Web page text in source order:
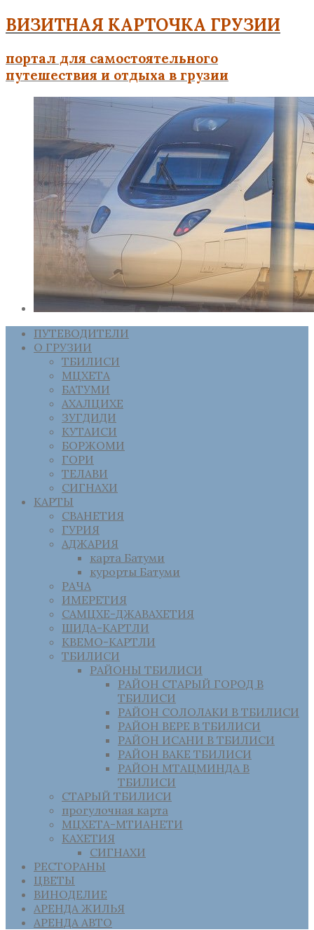
ВИЗИТНАЯ КАРТОЧКА ГРУЗИИ
портал для самостоятельного
путешествия и отдыха в грузии
ПУТЕВОДИТЕЛИ
О ГРУЗИИ
ТБИЛИСИ
МЦХЕТА
БАТУМИ
АХАЛЦИХЕ
ЗУГДИДИ
КУТАИСИ
БОРЖОМИ
ГОРИ
ТЕЛАВИ
СИГНАХИ
КАРТЫ
СВАНЕТИЯ
ГУРИЯ
АДЖАРИЯ
карта Батуми
курорты Батуми
РАЧА
ИМЕРЕТИЯ
САМЦХЕ-ДЖАВАХЕТИЯ
ШИДА-КАРТЛИ
КВЕМО-КАРТЛИ
ТБИЛИСИ
РАЙОНЫ ТБИЛИСИ
РАЙОН СТАРЫЙ ГОРОД В
ТБИЛИСИ
РАЙОН СОЛОЛАКИ В ТБИЛИСИ
РАЙОН ВЕРЕ В ТБИЛИСИ
РАЙОН ИСАНИ В ТБИЛИСИ
РАЙОН ВАКЕ ТБИЛИСИ
РАЙОН МТАЦМИНДА В
ТБИЛИСИ
СТАРЫЙ ТБИЛИСИ
прогулочная карта
МЦХЕТА-МТИАНЕТИ
КАХЕТИЯ
СИГНАХИ
РЕСТОРАНЫ
ЦВЕТЫ
ВИНОДЕЛИЕ
АРЕНДА ЖИЛЬЯ
АРЕНДА АВТО